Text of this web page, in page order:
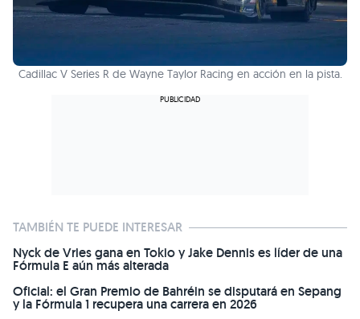
Cadillac V Series R de Wayne Taylor Racing en acción en la pista.
TAMBIÉN TE PUEDE INTERESAR
Nyck de Vries gana en Tokio y Jake Dennis es líder de una
Fórmula E aún más alterada
Oficial: el Gran Premio de Bahréin se disputará en Sepang
y la Fórmula 1 recupera una carrera en 2026